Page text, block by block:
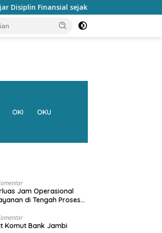
dini Bank Jambi Raih
OKI OKU
Jam Operasional
di Tengah Proses
Komut Bank Jambi